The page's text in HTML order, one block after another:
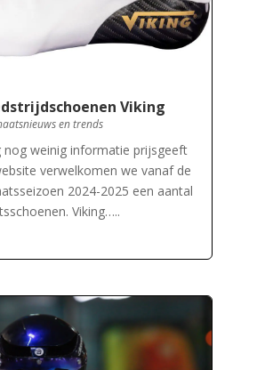
Viking
en trends
nog weinig informatie prijsgeeft
verwelkomen we vanaf de
2024-2025 een aantal
Viking…..